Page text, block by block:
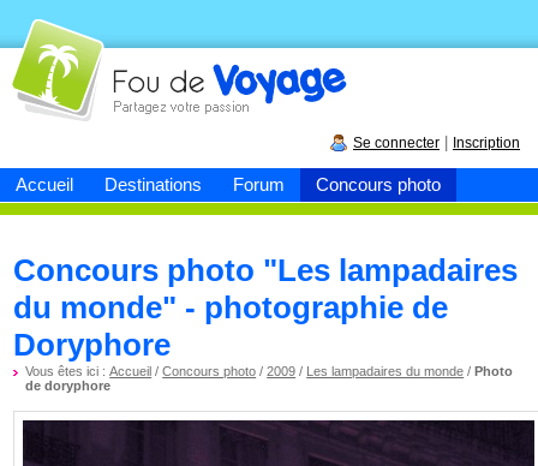
Accueil Destinations Forum Concours photo
Fou devoyage
Se connecter Inscription
Concours photo "Les lampadaires
du monde" - photographie de
Doryphore
Vous êtes ici :Accueil /Concours photo /2009 / Les lampadaires du monde /Photo
de doryphore